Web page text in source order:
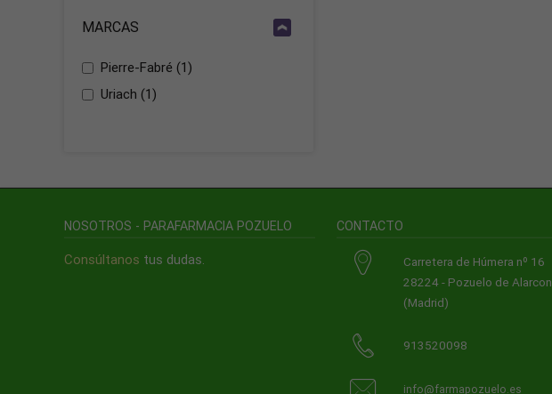
MARCAS
Pierre-Fabré (1)
Uriach (1)
NOSOTROS - PARAFARMACIA POZUELO
Consúltanos tus dudas.
CONTACTO
Carretera de Húmera nº 16
28224 - Pozuelo de Alarcon
(Madrid)
913520098
info@farmapozuelo.es